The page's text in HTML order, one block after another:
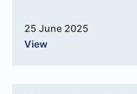
25 June 2025
View